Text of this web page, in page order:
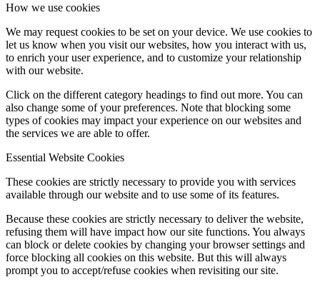
How we use cookies
We may request cookies to be set on your device. We use cookies to
let us know when you visit our websites, how you interact with us,
to enrich your user experience, and to customize your relationship
with our website.
Click on the different category headings to find out more. You can
also change some of your preferences. Note that blocking some
types of cookies may impact your experience on our websites and
the services we are able to offer.
Essential Website Cookies
These cookies are strictly necessary to provide you with services
available through our website and to use some of its features.
Because these cookies are strictly necessary to deliver the website,
refusing them will have impact how our site functions. You always
can block or delete cookies by changing your browser settings and
force blocking all cookies on this website. But this will always
prompt you to accept/refuse cookies when revisiting our site.